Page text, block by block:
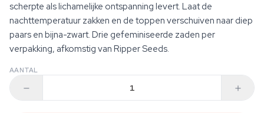
scherpte als lichamelijke ontspanning levert. Laat de
nachttemperatuur zakken en de toppen verschuiven naar diep
paars en bijna-zwart. Drie gefeminiseerde zaden per
verpakking, afkomstig van Ripper Seeds.
AANTAL